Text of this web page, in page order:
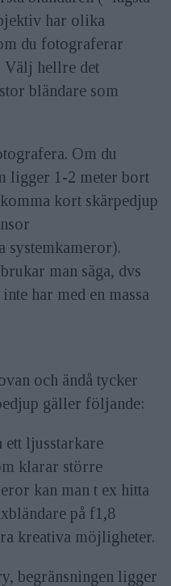
har olika
du fotograferar
hellre det
bländare som
Om du
ligger 1-2 meter bort
kort skärpedjup
systemkameror).
man säga, dvs
har med en massa
och ändå tycker
gäller följande:
ett ljusstarkare
klarar större
kan man t ex hitta
på f1,8
kreativa möjligheter.
begränsningen ligger